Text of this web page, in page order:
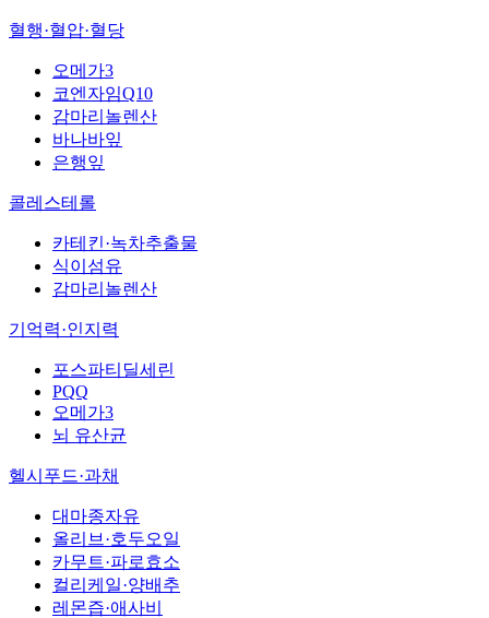
혈행·혈압·혈당
오메가3
코엔자임Q10
감마리놀렌산
바나바잎
은행잎
콜레스테롤
카테킨·녹차추출물
식이섬유
감마리놀렌산
기억력·인지력
포스파티딜세린
PQQ
오메가3
뇌 유산균
헬시푸드·과채
대마종자유
올리브·호두오일
카무트·파로효소
컬리케일·양배추
레몬즙·애사비